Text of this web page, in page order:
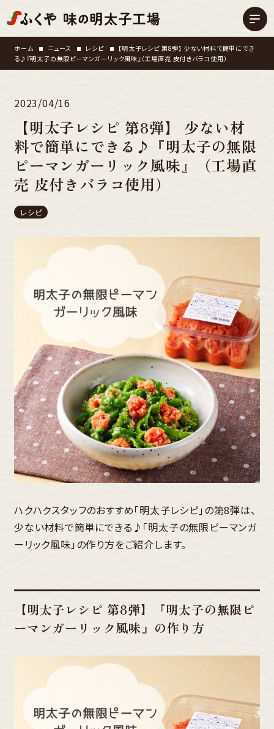
ホーム ニュース レシピ
【明太子レシピ 第8弾】 少ない材料で簡単にでき
る♪『明太子の無限ピーマンガーリック風味』（工場直売 皮付きバラコ使用）
2023/04/16
【明太子レシピ 第8弾】 少ない材
料で簡単にできる♪『明太子の無限
ピーマンガーリック風味』（工場直
売 皮付きバラコ使用）
レシピ
ハクハクスタッフのおすすめ「明太子レシピ」の第8弾は、
少ない材料で簡単にできる♪「明太子の無限ピーマンガ
ーリック風味」の作り方をご紹介します。
【明太子レシピ 第8弾】『明太子の無限ピ
ーマンガーリック風味』の作り方